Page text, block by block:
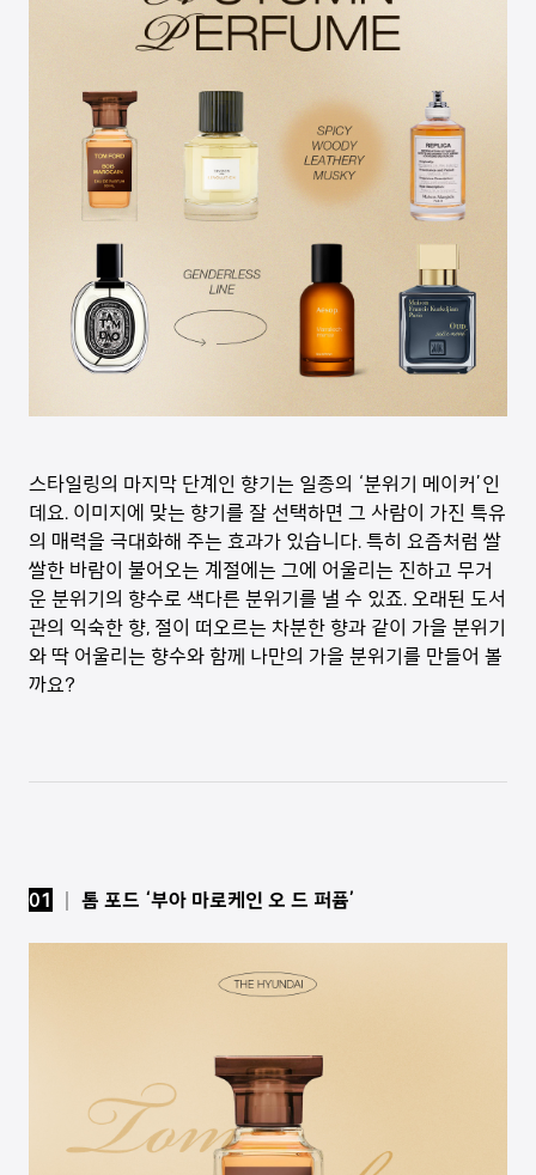
스타일링의 마지막 단계인 향기는 일종의 ‘분위기 메이커’인
데요. 이미지에 맞는 향기를 잘 선택하면 그 사람이 가진 특유
의 매력을 극대화해 주는 효과가 있습니다. 특히 요즘처럼 쌀
쌀한 바람이 불어오는 계절에는 그에 어울리는 진하고 무거
운 분위기의 향수로 색다른 분위기를 낼 수 있죠. 오래된 도서
관의 익숙한 향, 절이 떠오르는 차분한 향과 같이 가을 분위기
와 딱 어울리는 향수와 함께 나만의 가을 분위기를 만들어 볼
까요?
01 │ 톰 포드 ‘부아 마로케인 오 드 퍼퓸’